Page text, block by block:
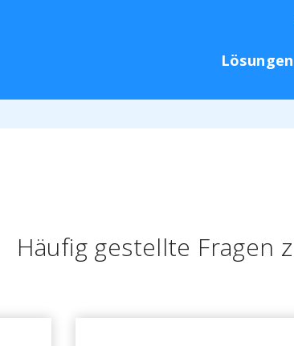
Lösungen
Häufig gestellte Fragen